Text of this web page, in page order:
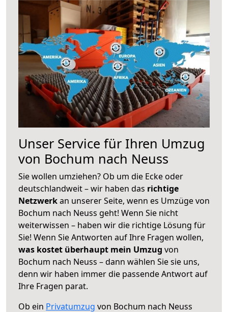
Unser Service für Ihren Umzug
von Bochum nach Neuss
Sie wollen umziehen? Ob um die Ecke oder
deutschlandweit – wir haben das richtige
Netzwerkan unserer Seite, wenn es Umzüge von
Bochum nach Neuss geht! Wenn Sie nicht
weiterwissen – haben wir die richtige Lösung für
Sie! Wenn Sie Antworten auf Ihre Fragen wollen,
was kostet überhaupt mein Umzug von
Bochum nach Neuss – dann wählen Sie sie uns,
denn wir haben immer die passende Antwort auf
Ihre Fragen parat.
Ob ein Privatumzug von Bochum nach Neuss